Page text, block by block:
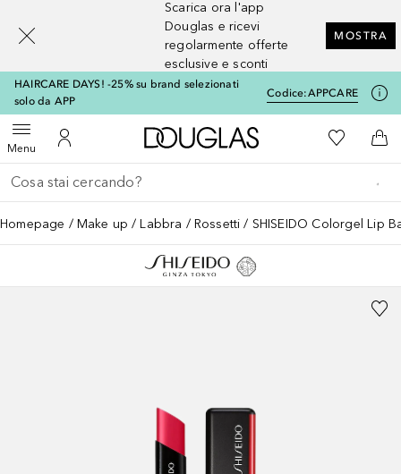
Scarica ora l'app
Douglas e ricevi
regolarmente offerte
esclusive e sconti
MOSTRA
HAIRCARE DAYS! -25% su brand selezionati
solo da APP
Codice:APPCARE
MenuApri menuAl Mio Account
A Douglas HomeAlla Mia
Al
Torna indietro
Esegui ricerca
Homepage Make up Labbra Rossetti SHISEIDO Colorgel Lip
[navigation.slideout.screenreader]